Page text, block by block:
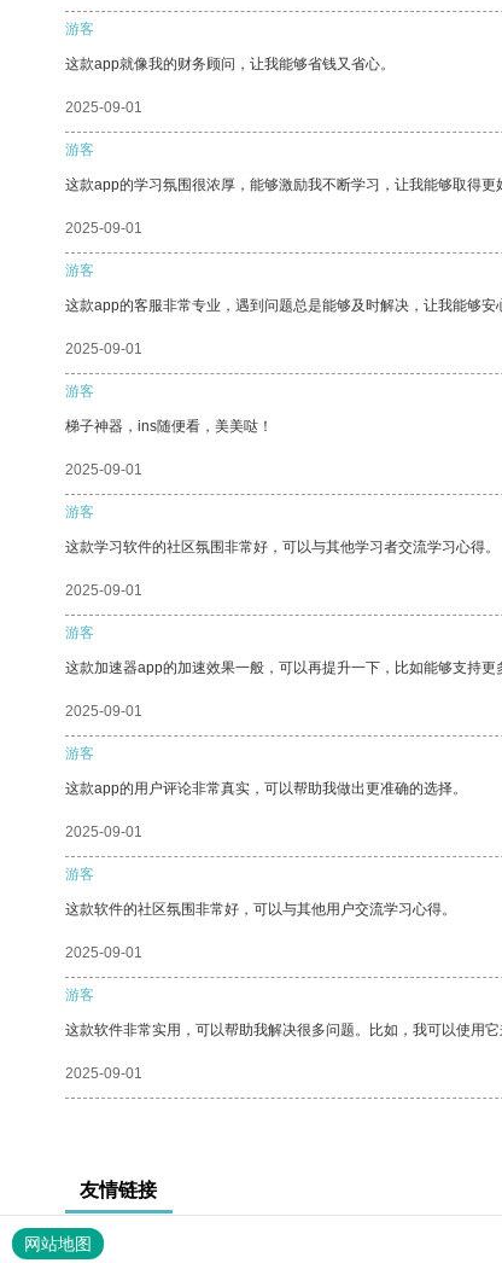
游客
这款app就像我的财务顾问，让我能够省钱又省心。
2025-09-01
游客
这款app的学习氛围很浓厚，能够激励我不断学习，让我能够取得更
2025-09-01
游客
这款app的客服非常专业，遇到问题总是能够及时解决，让我能够安
2025-09-01
游客
梯子神器，ins随便看，美美哒！
2025-09-01
游客
这款学习软件的社区氛围非常好，可以与其他学习者交流学习心得。
2025-09-01
游客
这款加速器app的加速效果一般，可以再提升一下，比如能够支持更
2025-09-01
游客
这款app的用户评论非常真实，可以帮助我做出更准确的选择。
2025-09-01
游客
这款软件的社区氛围非常好，可以与其他用户交流学习心得。
2025-09-01
游客
这款软件非常实用，可以帮助我解决很多问题。比如，我可以使用
2025-09-01
友情链接
网站地图